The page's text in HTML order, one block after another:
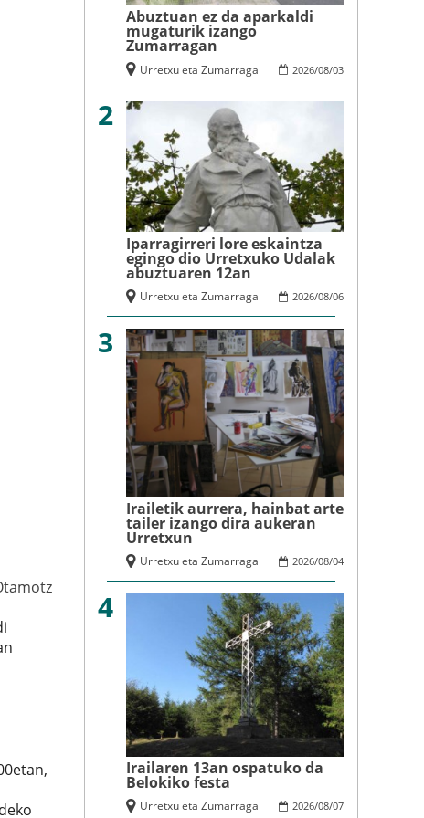
Abuztuan ez da aparkaldi
mugaturik izango
Zumarragan
2026/08/03
Urretxu eta Zumarraga
2
Iparragirreri lore eskaintza
egingo dio Urretxuko Udalak
abuztuaren 12an
2026/08/06
Urretxu eta Zumarraga
3
Irailetik aurrera, hainbat arte
tailer izango dira aukeran
Urretxun
2026/08/04
Urretxu eta Zumarraga
4
Irailaren 13an ospatuko da
Belokiko festa
2026/08/07
Urretxu eta Zumarraga